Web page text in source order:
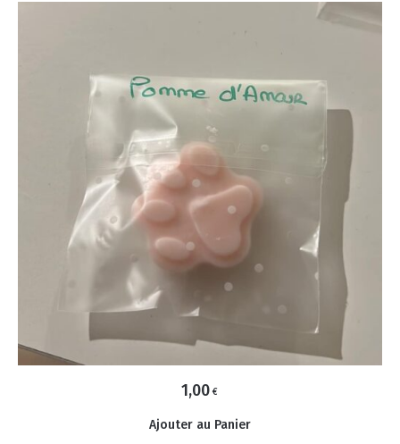
1,00 €
Ajouter au Panier